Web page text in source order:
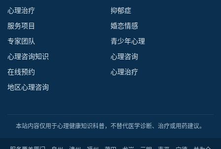
心理治疗
服务项目
专家团队
心理咨询知识
在线预约
地区心理咨询
抑郁症
婚恋情感
青少年心理
心理咨询
心理治疗
本站内容仅用于心理健康知识科普，不替代医学诊断、治疗或用药建议。